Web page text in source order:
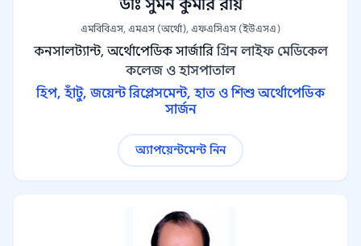
ডাঃ সুমন কুমার রায়
এমবিবিএস, এমএস (অর্থো), এফএসিএস (ইউএসএ)
কনসালট্যান্ট, অর্থোপেডিক সার্জারি গ্রিন লাইফ মেডিকেল
কলেজ ও হাসপাতাল
হিপ, হাঁটু, জয়েন্ট রিপ্লেসমেন্ট, হাত ও শিশু অর্থোপেডিক
সার্জন
অ্যাপয়েন্টমেন্ট নিন